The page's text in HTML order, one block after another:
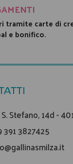
tramite carte di
e bonifico.
Stefano, 14d -
391 3827425